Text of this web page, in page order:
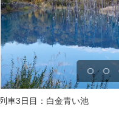
列車4日目：フラノマルシェ
千秋庵総本家